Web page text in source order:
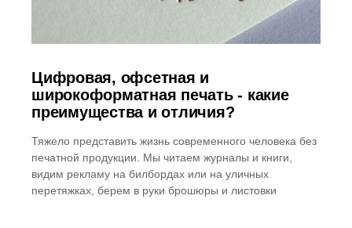
Цифровая, офсетная и
широкоформатная печать - какие
преимущества и отличия?
Тяжело представить жизнь современного человека без
печатной продукции. Мы читаем журналы и книги,
видим рекламу на билбордах или на уличных
перетяжках, берем в руки брошюры и листовки